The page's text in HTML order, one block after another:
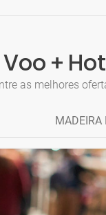
+
as melhores
MADEIRA